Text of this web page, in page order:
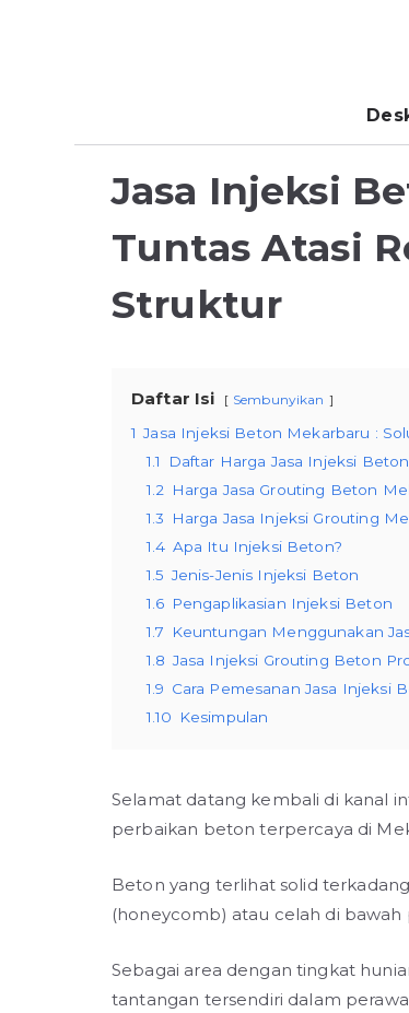
Jasa Injeksi
Tuntas Atasi
Struktur
Daftar Isi Sembunyikan
1 Jasa Injeksi Beton Mekarbaru :
1.1
Daftar Harga Jasa Injeksi
1.2
Harga Jasa Grouting Beton
1.3
Harga Jasa Injeksi Grouting
1.4 Apa Itu Injeksi Beton?
1.5 Jenis-Jenis Injeksi Beton
1.6 Pengaplikasian Injeksi Beton
1.7
Keuntungan Menggunakan
1.8 Jasa Injeksi Grouting Beton
1.9 Cara Pemesanan Jasa Injeksi
1.10
Kesimpulan
Selamat datang kembali di kanal
perbaikan beton terpercaya di
Beton yang terlihat solid
(honeycomb) atau celah di
Sebagai area dengan tingkat
tantangan tersendiri dalam